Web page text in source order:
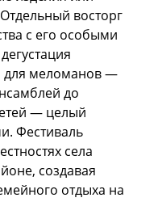
восторг
с его особыми
для меломанов —
до
— целый
Фестиваль
села
создавая
отдыха на